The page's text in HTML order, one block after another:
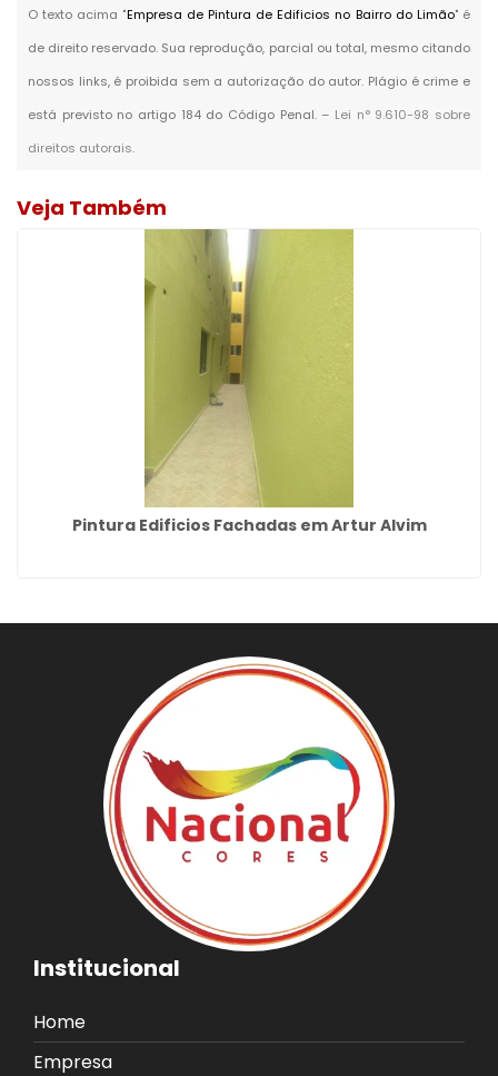
O texto acima "Empresa de Pintura de Edificios no Bairro do Limão" é
de direito reservado. Sua reprodução, parcial ou total, mesmo citando
nossos links, é proibida sem a autorização do autor. Plágio é crime e
está previsto no artigo 184 do Código Penal. – Lei n° 9.610-98 sobre
direitos autorais.
Veja Também
Pintura Edificios Fachadas em Artur Alvim
Institucional
Home
Empresa